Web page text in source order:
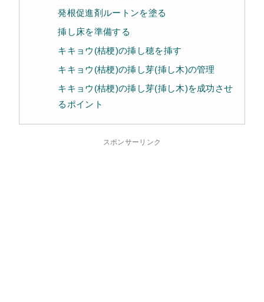
発根促進剤ルートンを塗る
挿し床を準備する
キキョウ(桔梗)の挿し穂を挿す
キキョウ(桔梗)の挿し芽(挿し木)の管理
キキョウ(桔梗)の挿し芽(挿し木)を成功させ
るポイント
スポンサーリンク